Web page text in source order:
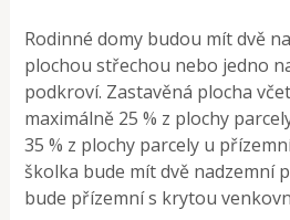
Rodinné domy budou mít dvě
plochou střechou nebo jedno
podkroví. Zastavěná plocha
maximálně 25 % z plochy
35 % z plochy parcely u
školka bude mít dvě nadzemní
bude přízemní s krytou